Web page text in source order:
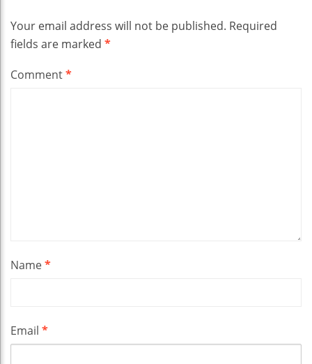
Your email address will not be published. Required
fields are marked *
Comment*
Name*
Email *